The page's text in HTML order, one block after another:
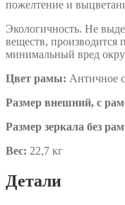
пожелтение и
Экологичность. Не
веществ,
минимальный вред
Цвет рамы: Античное
Размер внешний, с
Размер зеркала без
Вес: 22,7 кг
Детали